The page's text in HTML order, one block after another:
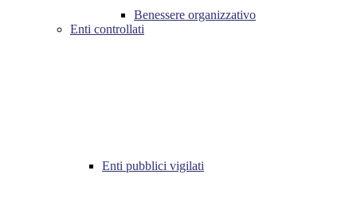
Benessere organizzativo
Enti controllati
Enti pubblici vigilati